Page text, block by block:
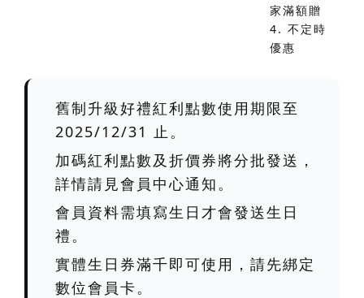
家滿額贈
4. 不定時
優惠
舊制升級好禮紅利點數使用期限至
2025/12/31 止。
加碼紅利點數及折價券將分批發送，
詳情請見會員中心通知。
會員資料需填寫生日才會發送生日
禮。
實體生日券滿千即可使用，請先綁定
數位會員卡。